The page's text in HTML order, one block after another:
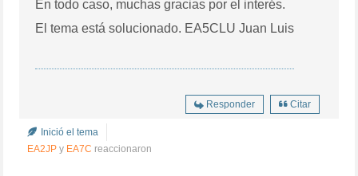
En todo caso, muchas gracias por el interés.
El tema está solucionado. EA5CLU Juan Luis
Responder Citar
Inició el tema
EA2JP y EA7C reaccionaron